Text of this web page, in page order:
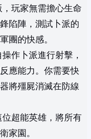
玩家無需擔心生命
陷陣，測試卜派的
團的快感。
作卜派進行射擊，
應能力。你需要快
將殭屍消滅在防線
超能英雄，將所有
家園。